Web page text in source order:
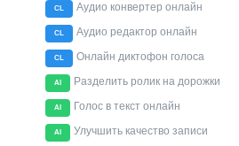
CL Аудио конвертер онлайн
CL Аудио редактор онлайн
CL Онлайн диктофон голоса
AI Разделить ролик на дорожки
AI Голос в текст онлайн
AI Улучшить качество записи